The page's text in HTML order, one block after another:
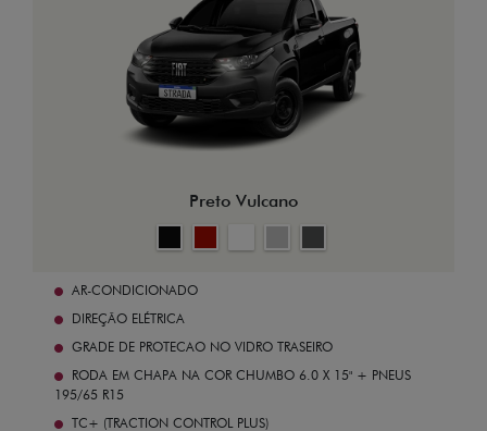
Preto Vulcano
AR-CONDICIONADO
DIREÇÃO ELÉTRICA
GRADE DE PROTECAO NO VIDRO TRASEIRO
RODA EM CHAPA NA COR CHUMBO 6.0 X 15" + PNEUS
195/65 R15
TC+ (TRACTION CONTROL PLUS)